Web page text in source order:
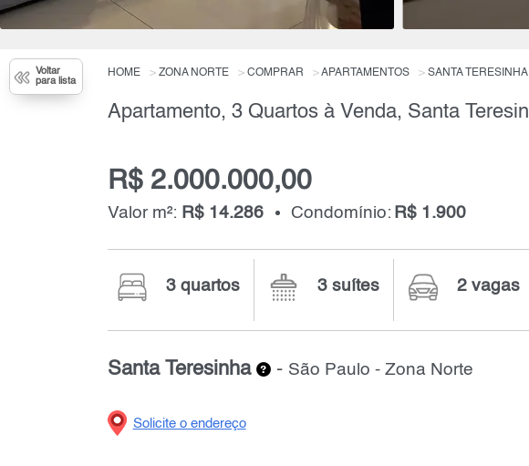
Voltar
para lista
HOME ZONA NORTE COMPRAR APARTAMENTOS SANTA TERESINHA
R$ 2.000.000,00
Valor m²: R$ 14.286 Condomínio: R$ 1.900
3 quartos 3 suítes 2 vagas
Santa Teresinha - São Paulo - Zona Norte
Solicite o endereço